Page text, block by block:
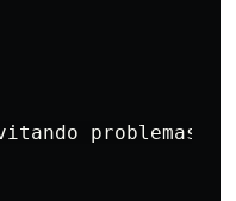
problemas da